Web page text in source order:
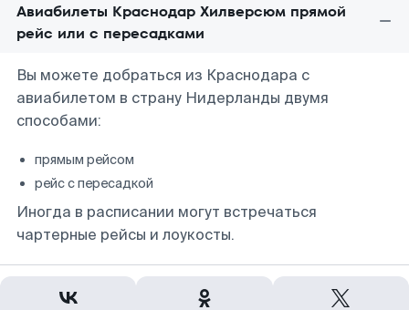
Авиабилеты Краснодар Хилверсюм прямой
рейс или с пересадками
Вы можете добраться из Краснодара с
авиабилетом в страну Нидерланды двумя
способами:
прямым рейсом
рейс с пересадкой
Иногда в расписании могут встречаться
чартерные рейсы и лоукосты.